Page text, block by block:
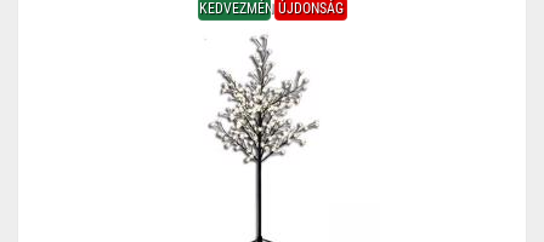
KEDVEZMÉNYÚJDONSÁG